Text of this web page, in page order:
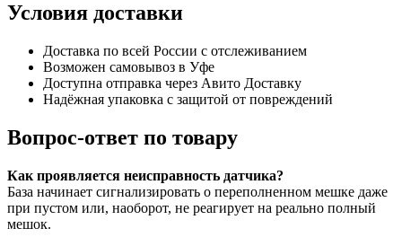
Условия доставки
Доставка по всей России с отслеживанием
Возможен самовывоз в Уфе
Доступна отправка через Авито Доставку
Надёжная упаковка с защитой от повреждений
Вопрос-ответ по товару
Как проявляется неисправность датчика?
База начинает сигнализировать о переполненном мешке даже
при пустом или, наоборот, не реагирует на реально полный
мешок.